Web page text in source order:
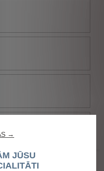
→
JŪSU